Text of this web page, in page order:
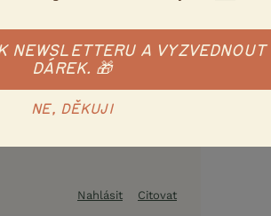
a CHT.
rostlin podléhajících
tyto exempláře označit
a prodej uskutečnit jen
výjimkou ze zákazu
Sb. Kupující je povinen
a dále s ním
Nahlásit Citovat
NEWSLETTERU A VYZVEDNOUT
DÁREK. 🎁
NE, DĚKUJI